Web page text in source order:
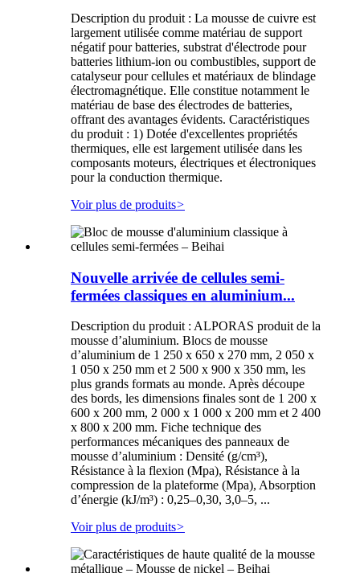
Description du produit : La mousse de cuivre est
largement utilisée comme matériau de support
négatif pour batteries, substrat d'électrode pour
batteries lithium-ion ou combustibles, support de
catalyseur pour cellules et matériaux de blindage
électromagnétique. Elle constitue notamment le
matériau de base des électrodes de batteries,
offrant des avantages évidents. Caractéristiques
du produit : 1) Dotée d'excellentes propriétés
thermiques, elle est largement utilisée dans les
composants moteurs, électriques et électroniques
pour la conduction thermique.
Voir plus de produits>
Nouvelle arrivée de cellules semi-
fermées classiques en aluminium...
Description du produit : ALPORAS produit de la
mousse d’aluminium. Blocs de mousse
d’aluminium de 1 250 x 650 x 270 mm, 2 050 x
1 050 x 250 mm et 2 500 x 900 x 350 mm, les
plus grands formats au monde. Après découpe
des bords, les dimensions finales sont de 1 200 x
600 x 200 mm, 2 000 x 1 000 x 200 mm et 2 400
x 800 x 200 mm. Fiche technique des
performances mécaniques des panneaux de
mousse d’aluminium : Densité (g/cm³),
Résistance à la flexion (Mpa), Résistance à la
compression de la plateforme (Mpa), Absorption
d’énergie (kJ/m³) : 0,25–0,30, 3,0–5, ...
Voir plus de produits>